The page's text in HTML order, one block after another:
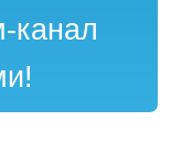
канал